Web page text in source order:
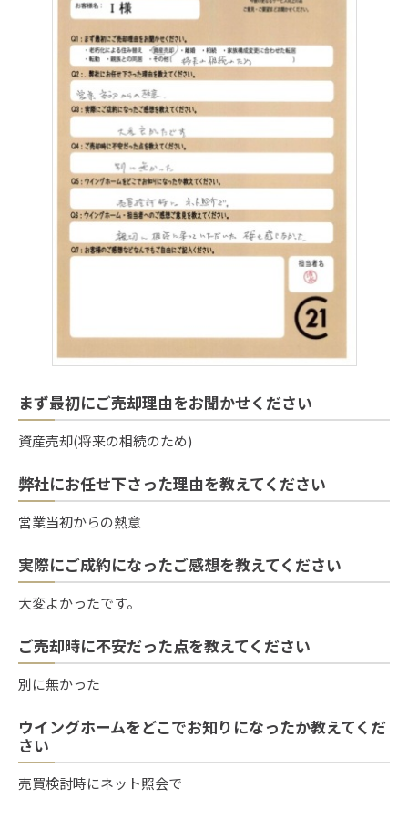
まず最初にご売却理由をお聞かせください
資産売却(将来の相続のため)
弊社にお任せ下さった理由を教えてください
営業当初からの熱意
実際にご成約になったご感想を教えてください
大変よかったです。
ご売却時に不安だった点を教えてください
別に無かった
ウイングホームをどこでお知りになったか教えてくだ
さい
売買検討時にネット照会で